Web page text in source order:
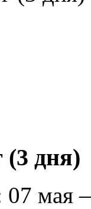
дня)
07 мая